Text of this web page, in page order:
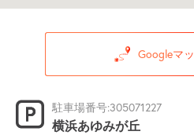
Googleマ
駐車場番号:305071227
横浜あゆみが丘